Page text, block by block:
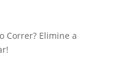
Correr? Elimine a